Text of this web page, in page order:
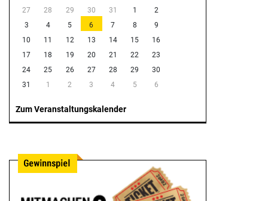
27
28 29 30 31 1
2
3
4 5 6 7 8
9
10
11 12 13 14 15
16
17
18 19 20 21 22
23
24
25 26 27 28 29
30
31
1 2 3 4 5 6
Zum Veranstaltungskalender